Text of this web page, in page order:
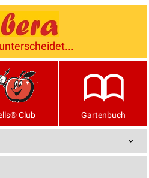
Club Gartenbuch